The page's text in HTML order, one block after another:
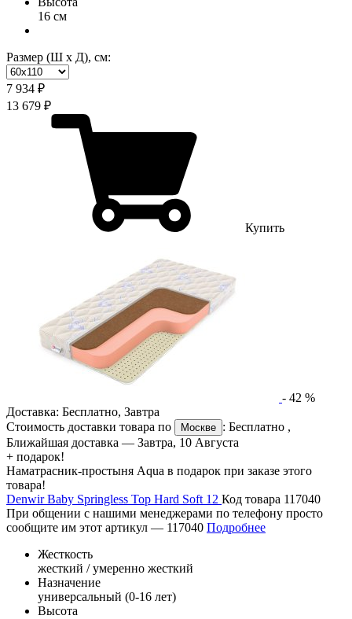
16 см
Размер (Ш х Д), см:
7 934 ₽
13 679 ₽
Купить
- 42 %
Доставка: Бесплатно, Завтра
Стоимость доставки товара по
Москве : Бесплатно ,
Ближайшая доставка — Завтра, 10 Августа
+ подарок!
Наматрасник-простыня Aqua в подарок при заказе этого
товара!
Denwir Baby Springless Top Hard Soft 12 Код товара 117040
При общении с нашими менеджерами по телефону просто
сообщите им этот артикул — 117040 Подробнее
Жесткость
жесткий / умеренно жесткий
Назначение
универсальный (0-16 лет)
Высота